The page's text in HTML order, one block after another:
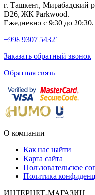
г. Ташкент, Мирабадский
D26, ЖК Раrkwood.
Ежедневно с 9:30 до 20:30.
+998 9307 54321
Заказать обратный звонок
Обратная связь
О компании
Как нас найти
Карта сайта
Пользовательское
Политика
ИНТЕРНЕТ-МАГАЗИН